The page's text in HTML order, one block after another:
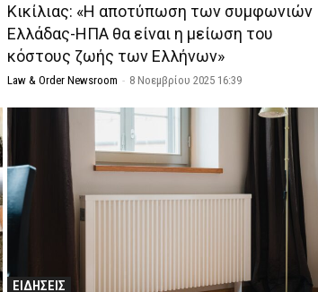
Κικίλιας: «Η αποτύπωση των συμφωνιών
Ελλάδας-ΗΠΑ θα είναι η μείωση του
κόστους ζωής των Ελλήνων»
Law & Order Newsroom - 8 Νοεμβρίου 2025 16:39
ΕΙΔΗΣΕΙΣ